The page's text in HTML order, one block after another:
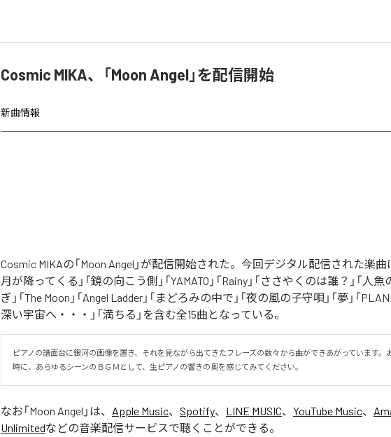
Cosmic MIKA、「Moon Angel」を配信開始
新曲情報
Cosmic MIKAの「Moon Angel」が配信開始された。今回デジタル配信された楽曲
月が降ってくる」「鏡の向こう側」「YAMATO」「Rainy」「ささやくのは誰？」「人魚
ぎ」「The Moon」「Angel Ladder」「まどろみの中で」「夜の風の子守唄」「夢」「
深い宇宙へ・・・」「満ちる」を含む全15曲となっている。
ピアノの譜面台に銀河の画像を置き、それを見ながら出てきたフレーズの数々から曲ができあがっています。
時に、あらゆるシーンのＢＧＭとして、生ピアノの響きの奥を感じてみてください。
なお「Moon Angel 」は、 Apple Music、 Spotify、 LINE MUSIC、 YouTube Music、
Unlimitedなどの音楽配信サービスで聴くことができる。